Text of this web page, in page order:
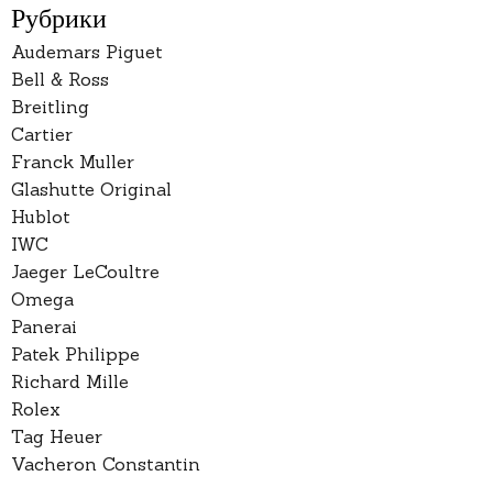
Рубрики
Audemars Piguet
Bell & Ross
Breitling
Cartier
Franck Muller
Glashutte Original
Hublot
IWC
Jaeger LeCoultre
Omega
Panerai
Patek Philippe
Richard Mille
Rolex
Tag Heuer
Vacheron Constantin